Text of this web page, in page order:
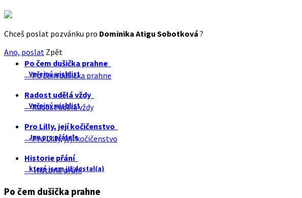
Chceš poslat pozvánku pro Dominika Atigu Sobotková ?
Ano, poslat Zpět
Po čem dušička prahne
Veřejný wishlist
Po čem dušička prahne
Radost udělá vždy
Veřejný wishlist
Radost udělá vždy
Pro Lilly, její kočičenstvo
Jen pro přátele
Pro Lilly, její kočičenstvo
Historie přání
které jsem již dostal(a)
Historie přání
Po čem dušička prahne